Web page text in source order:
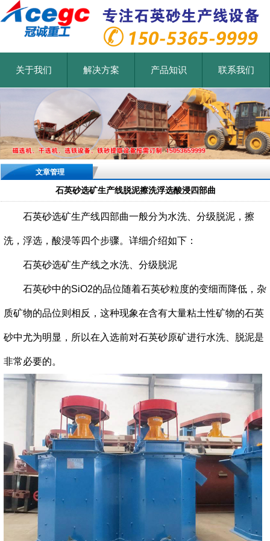
关于我们 解决方案 产品知识 联系我们
文章管理
石英砂选矿生产线脱泥擦洗浮选酸浸四部曲
石英砂选矿生产线四部曲一般分为水洗 、分级脱泥， 擦
洗， 浮选， 酸浸等四个步骤。详细介绍如下：
石英砂选矿生产线之水洗、分级脱泥
石英砂中的SiO2的品位随着石英砂粒度的变细而降低，杂
质矿物的品位则相反，这种现象在含有大量粘土性矿物的石英
砂中尤为明显，所以在入选前对石英砂原矿进行水洗、脱泥是
非常必要的。